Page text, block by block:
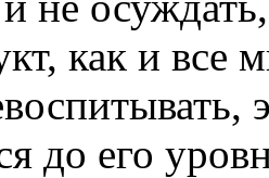
как и все
до его